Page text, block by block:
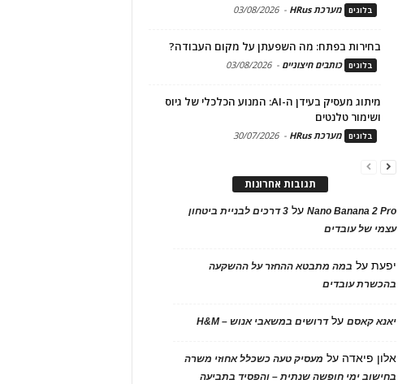
בלוגים מערכת HRus -
03/08/2026
בחירות בפתח: מה השפעתן על מקום העבודה?
בלוגים כותבים חיצוניים -
03/08/2026
מיתוג מעסיק בעידן ה-AI: המנוע הכלכלי של גיוס
ושימור טלנטים
בלוגים מערכת HRus -
30/07/2026
תגובות אחרונות
Nano Banana 2 Proעל
3 דרכים לבניית ביטחון
עצמי של עובדים
יפעתעל במה מתבטא ההחזר על ההשקעה
בהכשרת עובדים
יאנא קאסםעלדרושים במשאבי אנוש – H&M
אלון פיאדה על מעסיק טעה כשכלל אחוזי משרה
בחישוב ימי חופשה שנתית – והפסיד בתביעה